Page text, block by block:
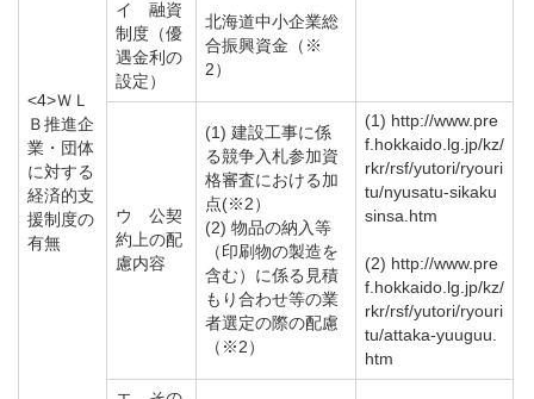
<4>ＷＬ
Ｂ推進企
業・団体
に対する
経済的支
援制度の
有無
イ 融資
制度（優
遇金利の
設定）
北海道中小企業総
合振興資金（※
2）
ウ 公契
約上の配
慮内容
(1) 建設工事に係
る競争入札参加資
格審査における加
点(※2）
(2) 物品の納入等
（印刷物の製造を
含む）に係る見積
もり合わせ等の業
者選定の際の配慮
（※2）
(1) http://www.pre
f.hokkaido.lg.jp/kz/
rkr/rsf/yutori/ryouri
tu/nyusatu-sikaku
sinsa.htm
(2) http://www.pre
f.hokkaido.lg.jp/kz/
rkr/rsf/yutori/ryouri
tu/attaka-yuuguu.
htm